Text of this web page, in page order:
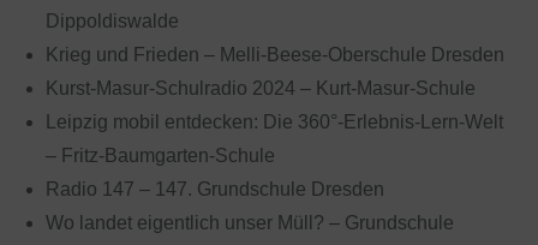
Dippoldiswalde
Krieg und Frieden – Melli-Beese-Oberschule Dresden
Kurst-Masur-Schulradio 2024 – Kurt-Masur-Schule
Leipzig mobil entdecken: Die 360°-Erlebnis-Lern-Welt
– Fritz-Baumgarten-Schule
Radio 147 – 147. Grundschule Dresden
Wo landet eigentlich unser Müll? – Grundschule